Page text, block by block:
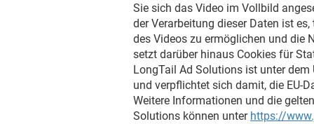
Sie sich das Video im Vollbild
der Verarbeitung dieser Daten ist
des Videos zu ermöglichen und die
setzt darüber hinaus Cookies für
LongTail Ad Solutions ist unter dem
und verpflichtet sich damit, die EU-
Weitere Informationen und die
Solutions können unter https://